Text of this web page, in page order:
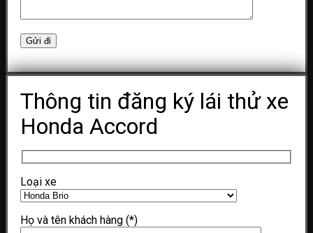
Thông tin đăng ký lái thử xe
Honda Accord
Loại xe
Họ và tên khách hàng (*)